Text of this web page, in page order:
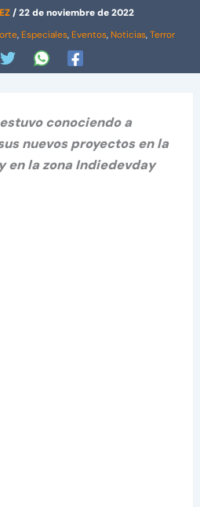
/22 de noviembre de 2022
, Especiales, Eventos, Noticias,Terror
conociendo a
nuevos proyectos en la
en la zona Indiedevday